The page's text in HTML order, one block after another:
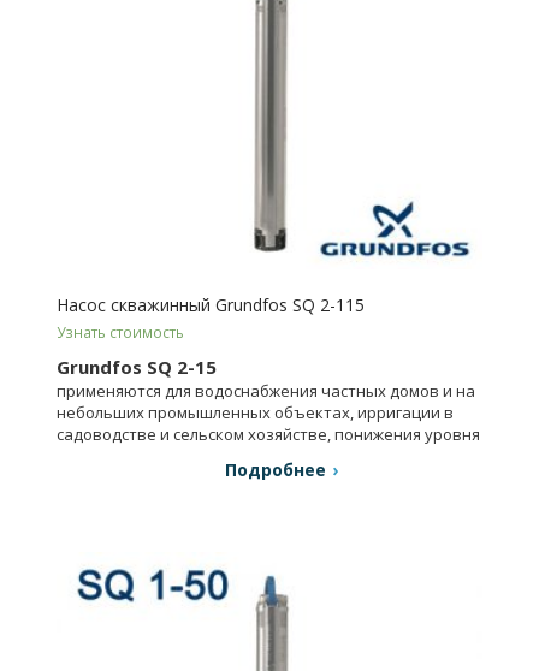
Насос скважинный Grundfos SQ 2-115
Узнать стоимость
Grundfos SQ 2-15
применяются для водоснабжения частных домов и на
небольших промышленных объектах, ирригации в
садоводстве и сельском хозяйстве, понижения уровня
Подробнее